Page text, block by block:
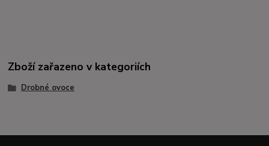
Zboží zařazeno v kategoriích
Drobné ovoce